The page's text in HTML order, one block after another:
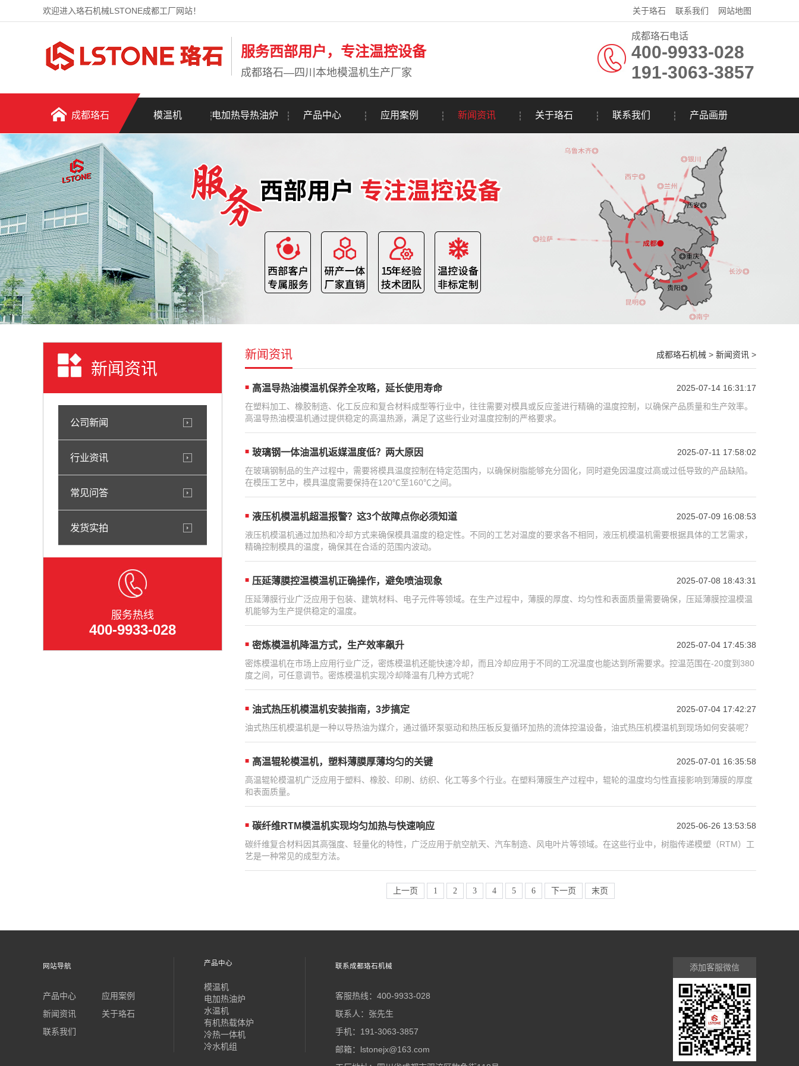
欢迎进入珞石机械LSTONE成都工厂网站！ 关于珞石 联系我们 网站地图
服务西部用户，专注温控设备
成都珞石—四川本地模温机生产厂家
成都珞石电话
400-9933-028
191-3063-3857
成都珞石 模温机 电加热导热油炉 产品中心 应用案例 新闻资讯 关于珞石 联系我们 产品画册
新闻资讯
公司新闻
行业资讯
常见问答
发货实拍
服务热线
400-9933-028
新闻资讯 成都珞石机械 > 新闻资讯 >
高温导热油模温机保养全攻略，延长使用寿命
2025-07-14 16:31:17
在塑料加工、橡胶制造、化工反应和复合材料成型等行业中，往往需要对模具或反应釜进行精确的温度控制，以确保产品质量和生产效率。
高温导热油模温机通过提供稳定的高温热源，满足了这些行业对温度控制的严格要求。
玻璃钢一体油温机返媒温度低？两大原因
2025-07-11 17:58:02
在玻璃钢制品的生产过程中，需要将模具温度控制在特定范围内，以确保树脂能够充分固化，同时避免因温度过高或过低导致的产品缺陷。
在模压工艺中，模具温度需要保持在120℃至160℃之间。
液压机模温机超温报警？这3个故障点你必须知道
2025-07-09 16:08:53
液压机模温机通过加热和冷却方式来确保模具温度的稳定性。不同的工艺对温度的要求各不相同，液压机模温机需要根据具体的工艺需求，
精确控制模具的温度，确保其在合适的范围内波动。
压延薄膜控温模温机正确操作，避免喷油现象
2025-07-08 18:43:31
压延薄膜行业广泛应用于包装、建筑材料、电子元件等领域。在生产过程中，薄膜的厚度、均匀性和表面质量需要确保，压延薄膜控温模温
机能够为生产提供稳定的温度。
密炼模温机降温方式，生产效率飙升
2025-07-04 17:45:38
密炼模温机在市场上应用行业广泛，密炼模温机还能快速冷却，而且冷却应用于不同的工况温度也能达到所需要求。控温范围在-20度到380
度之间，可任意调节。密炼模温机实现冷却降温有几种方式呢？
油式热压机模温机安装指南，3步搞定
2025-07-04 17:42:27
油式热压机模温机是一种以导热油为媒介，通过循环泵驱动和热压板反复循环加热的流体控温设备，油式热压机模温机到现场如何安装呢？
高温辊轮模温机，塑料薄膜厚薄均匀的关键
2025-07-01 16:35:58
高温辊轮模温机广泛应用于塑料、橡胶、印刷、纺织、化工等多个行业。在塑料薄膜生产过程中，辊轮的温度均匀性直接影响到薄膜的厚度
和表面质量。
碳纤维RTM模温机实现均匀加热与快速响应
2025-06-26 13:53:58
碳纤维复合材料因其高强度、轻量化的特性，广泛应用于航空航天、汽车制造、风电叶片等领域。在这些行业中，树脂传递模塑（RTM）工
艺是一种常见的成型方法。
上一页 1 2 3 4 5 6 下一页 末页
网站导航
产品中心
应用案例
新闻资讯
关于珞石
联系我们
产品中心
模温机
电加热油炉
水温机
有机热载体炉
冷热一体机
冷水机组
联系成都珞石机械
客服热线：400-9933-028
联系人：张先生
手机：191-3063-3857
邮箱：lstonejx@163.com
添加客服微信